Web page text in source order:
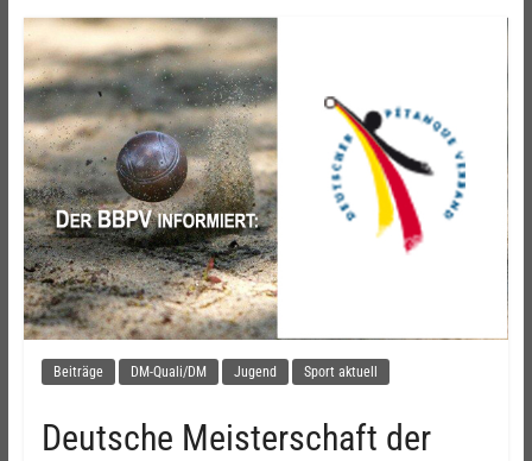
Beiträge DM-Quali/DM Jugend Sport aktuell
Deutsche Meisterschaft der